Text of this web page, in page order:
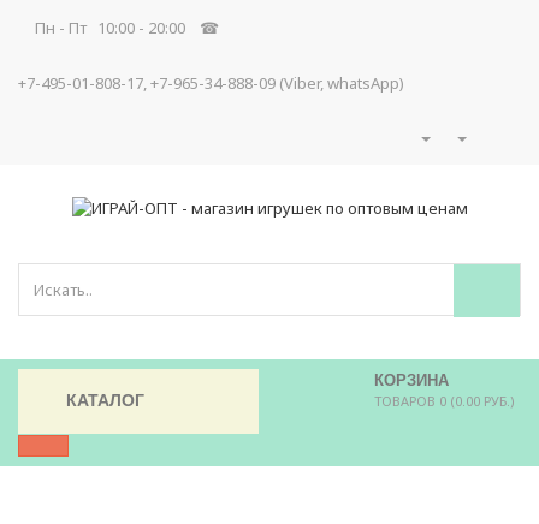
Пн - Пт 10:00 - 20:00 ☎
+7-495-01-808-17, +7-965-34-888-09 (Viber, whatsApp)
КОРЗИНА
ТОВАРОВ 0 (0.00 РУБ.)
КАТАЛОГ